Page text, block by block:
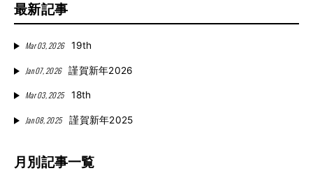
最新記事
Mar 03, 2026 19th
Jan 07, 2026 謹賀新年2026
Mar 03, 2025 18th
Jan 08, 2025 謹賀新年2025
月別記事一覧